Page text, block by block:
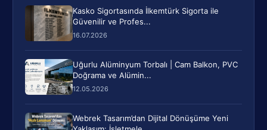
Kasko Sigortasında İlkemtürk Sigorta ile
Güvenilir ve Profes...
16.07.2026
Uğurlu Alüminyum Torbalı | Cam Balkon, PVC
Doğrama ve Alümin...
12.05.2026
Webrek Tasarım’dan Dijital Dönüşüme Yeni